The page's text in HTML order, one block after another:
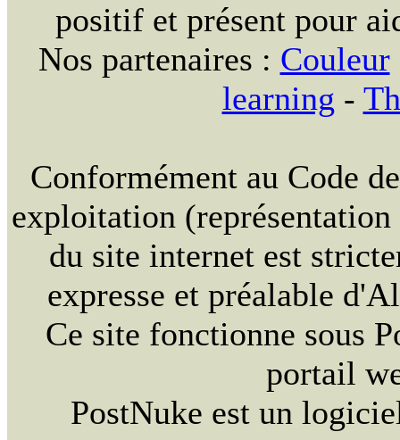
positif et présent pour
Nos partenaires : Couleur
learning -
Conformément au Code
exploitation
du site internet est
expresse et préalable
Ce site fonctionne sous
portail
PostNuke est un